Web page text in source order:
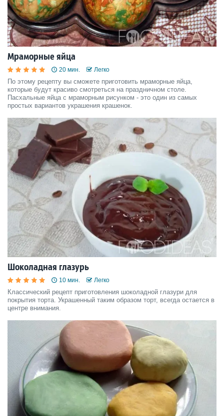
Мраморные яйца
20 мин. Легко
По этому рецепту вы сможете приготовить мраморные яйца,
которые будут красиво смотреться на праздничном столе.
Пасхальные яйца с мраморным рисунком - это один из самых
простых вариантов украшения крашенок.
Шоколадная глазурь
10 мин. Легко
Классический рецепт приготовления шоколадной глазури для
покрытия торта. Украшенный таким образом торт, всегда остается в
центре внимания.